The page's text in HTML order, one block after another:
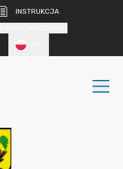
INSTRUKCJA